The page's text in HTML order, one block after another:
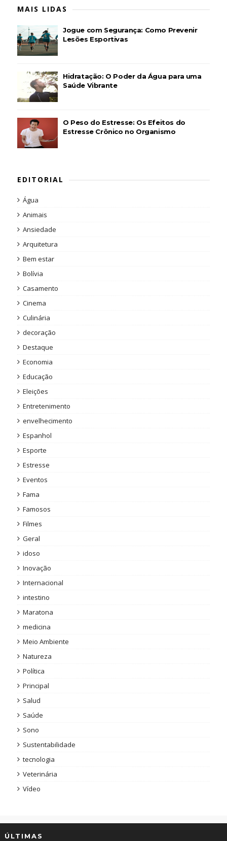
MAIS LIDAS
Jogue com Segurança: Como Prevenir
Lesões Esportivas
Hidratação: O Poder da Água para uma
Saúde Vibrante
O Peso do Estresse: Os Efeitos do
Estresse Crônico no Organismo
EDITORIAL
Água
Animais
Ansiedade
Arquitetura
Bem estar
Bolívia
Casamento
Cinema
Culinária
decoração
Destaque
Economia
Educação
Eleições
Entretenimento
envelhecimento
Espanhol
Esporte
Estresse
Eventos
Fama
Famosos
Filmes
Geral
idoso
Inovação
Internacional
intestino
Maratona
medicina
Meio Ambiente
Natureza
Política
Principal
Salud
Saúde
Sono
Sustentabilidade
tecnologia
Veterinária
Vídeo
ÚLTIMAS